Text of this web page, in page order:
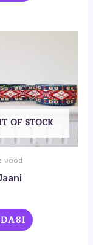
OF STOCK
vööd